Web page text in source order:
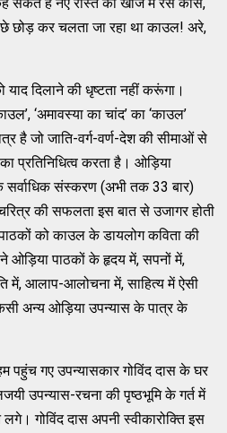
छोड़ कर चलता जा रहा था काउल! अरे,
दिलाने की धृष्टता नहीं करूंगा।
‘अमावस्या का चांद’ का ‘काउल’
है जो जाति-वर्ग-वर्ण-देश की सीमाओं से
प्रतिनिधित्व करता है। ओड़िया
सर्वाधिक संस्करण (अभी तक 33 बार)
की सफलता इस बात से उजागर होती
को काउल के डायलोग कविता की
ओड़िया पाठकों के हृदय में, सपनों में,
में, आलाप-आलोचना में, साहित्य में ऐसी
अन्य ओड़िया उपन्यास के पात्र के
गए उपन्यासकार गोविंद दास के घर
उपन्यास-रचना की पृष्ठभूमि के गर्त में
गोविंद दास अपनी स्वीकारोक्ति इस